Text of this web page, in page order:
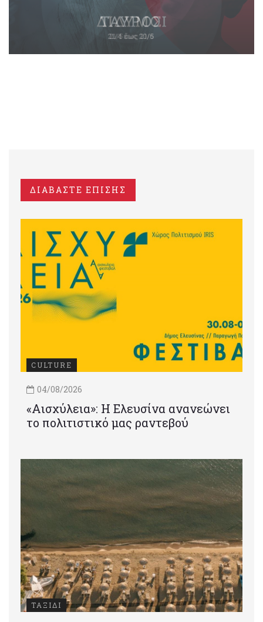
ΔΙΑΒΑΣΤΕ ΕΠΙΣΗΣ
CULTURE
04/08/2026
«Αισχύλεια»: Η Ελευσίνα ανανεώνει
το πολιτιστικό μας ραντεβού
ΤΑΞΙΔΙ